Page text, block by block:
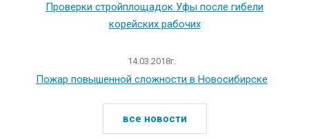
Проверки стройплощадок Уфы после гибели
корейских рабочих
14.03.2018г.
Пожар повышенной сложности в Новосибирске
все новости